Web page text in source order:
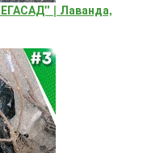
| Лаванда,